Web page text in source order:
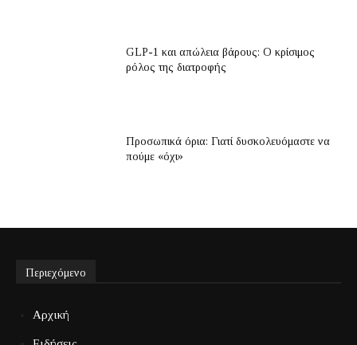
GLP-1 και απώλεια βάρους: Ο κρίσιμος
ρόλος της διατροφής
Προσωπικά όρια: Γιατί δυσκολευόμαστε να
πούμε «όχι»
Περιεχόμενο
Αρχική